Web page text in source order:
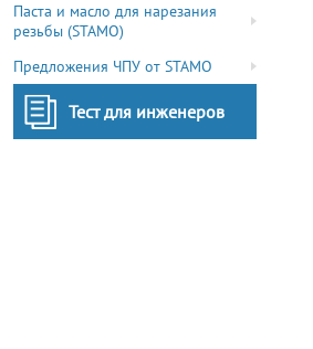
Паста и масло для нарезания
резьбы (STAMO)
Предложения ЧПУ от STAMO
Тест для инженеров